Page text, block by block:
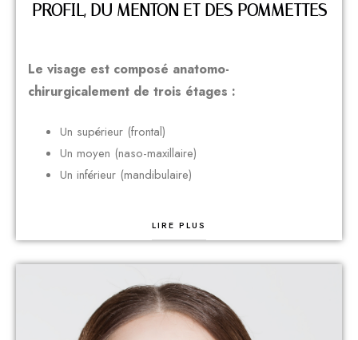
PROFIL, DU MENTON ET DES POMMETTES
Le visage est composé anatomo-
chirurgicalement de trois étages :
Un supérieur (frontal)
Un moyen (naso-maxillaire)
Un inférieur (mandibulaire)
LIRE PLUS